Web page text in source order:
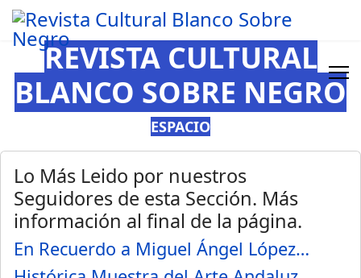
REVISTA CULTURAL
BLANCO SOBRE NEGRO
ESPACIO
Lo Más Leido por nuestros
Seguidores de esta Sección. Más
información al final de la página.
En Recuerdo a Miguel Ángel López…